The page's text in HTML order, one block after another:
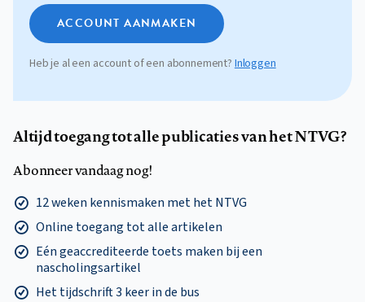
ACCOUNT AANMAKEN
Heb je al een account of een abonnement? Inloggen
Altijd toegang tot alle publicaties van het NTVG?
Abonneer vandaag nog!
12 weken kennismaken met het NTVG
Online toegang tot alle artikelen
Eén geaccrediteerde toets maken bij een
nascholingsartikel
Het tijdschrift 3 keer in de bus